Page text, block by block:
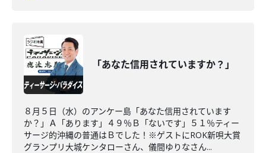
「あなた信用されていますか？」
８月５日（水）のアンケー島「あなた信用されています
か？」Ａ「あります」４９％Ｂ「ないです」５１％ティー
サージ的沖縄の普通はＢでした！※ゲストにROK新唄大賞
グランプリ大城ケンタローさん、儀間ゆりなさん...